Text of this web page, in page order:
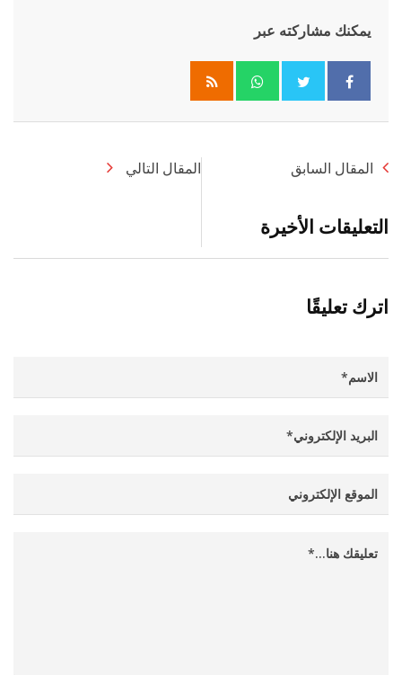
يمكنك مشاركته عبر
Whatsapp
المقال السابق المقال التالي
التعليقات الأخيرة
اترك تعليقًا